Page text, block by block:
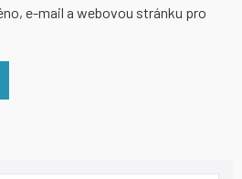
e-mail a webovou stránku pro